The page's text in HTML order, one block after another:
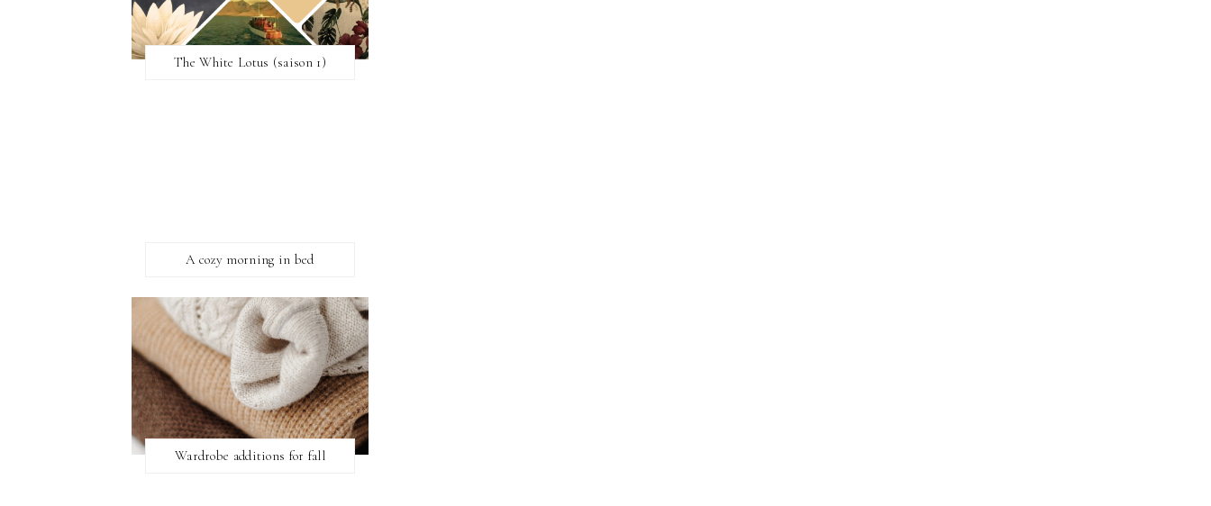
The White Lotus (saison 1)
A cozy morning in bed
Wardrobe additions for fall